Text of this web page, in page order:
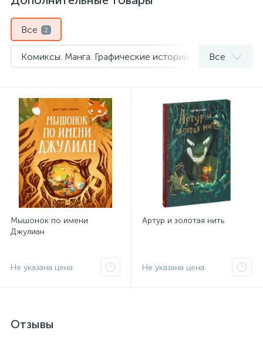
Все 2
Комиксы. Манга. Графические истории Все
Мышонок по имени
Джулиан
Не указана цена
Артур и золотая нить
Не указана цена
Отзывы